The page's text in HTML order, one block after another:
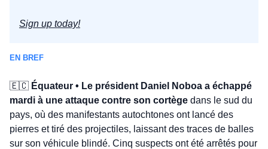
Sign up today!
EN BREF
🇪🇨 Équateur • Le président Daniel Noboa a échappé
mardi à une attaque contre son cortège dans le sud du
pays, où des manifestants autochtones ont lancé des
pierres et tiré des projectiles, laissant des traces de balles
sur son véhicule blindé. Cinq suspects ont été arrêtés pour